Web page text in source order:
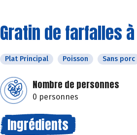
Gratin de farfalles
Plat Principal Poisson Sans porc
Nombre de personnes
0 personnes
Ingrédients